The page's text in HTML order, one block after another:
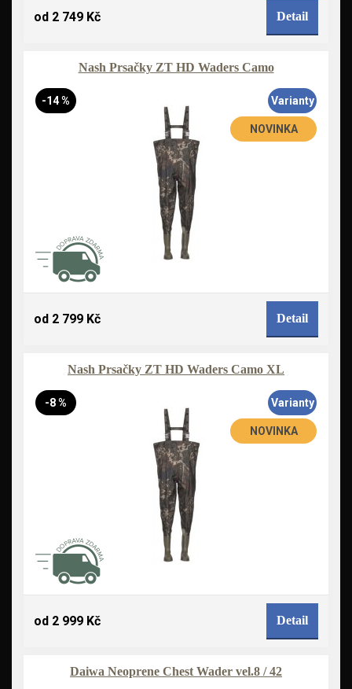
od 2 749 Kč Detail
Nash Prsačky ZT HD Waders Camo
-14 %
NOVINKA
Varianty
od 2 799 Kč Detail
Nash Prsačky ZT HD Waders Camo XL
-8 %
NOVINKA
Varianty
od 2 999 Kč Detail
Daiwa Neoprene Chest Wader vel.8 / 42